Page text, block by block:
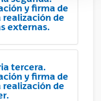
y firma de
realización de
externas.
tercera.
y firma de
realización de